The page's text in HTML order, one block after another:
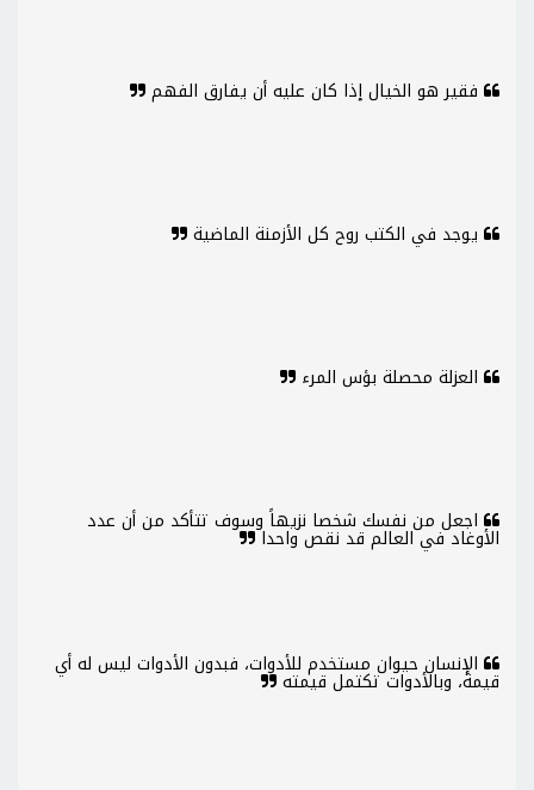
فقير هو الخيال إذا كان عليه أن يفارق الفهم
يوجد في الكتب روح كل الأزمنة الماضية
العزلة محصلة بؤس المرء
اجعل من نفسك شخصا نزيهاً وسوف تتأكد من أن عدد
الأوغاد في العالم قد نقص واحدا
الإنسان حيوان مستخدم للأدوات، فبدون الأدوات ليس له أي
قيمة، وبالأدوات تكتمل قيمته